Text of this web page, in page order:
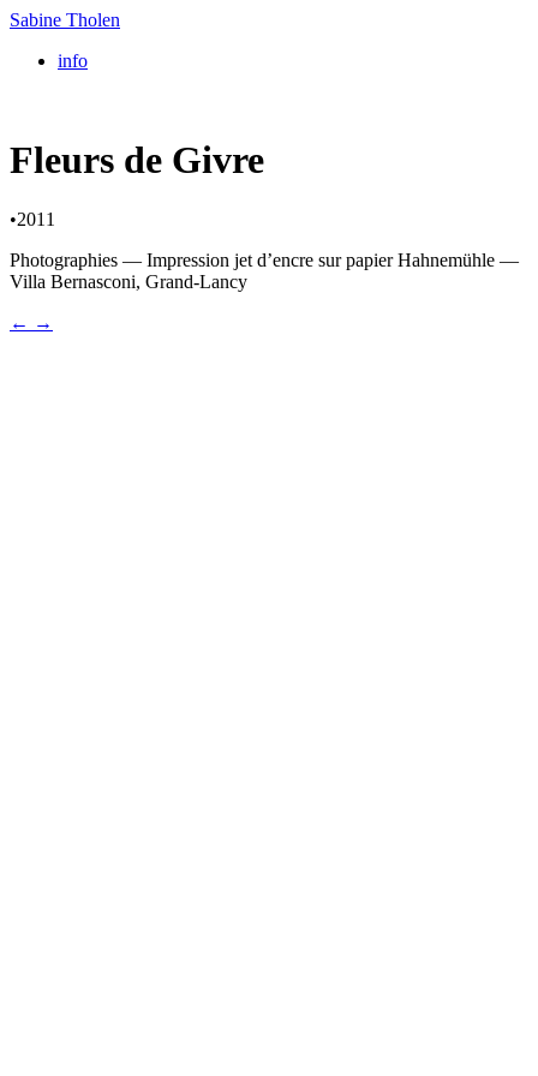
Sabine Tholen
info
Fleurs de Givre
•2011
Photographies — Impression jet d’encre sur papier Hahnemühle —
Villa Bernasconi, Grand-Lancy
← →